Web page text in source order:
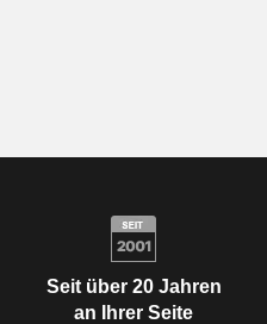
Seit über 20 Jahren
an Ihrer Seite